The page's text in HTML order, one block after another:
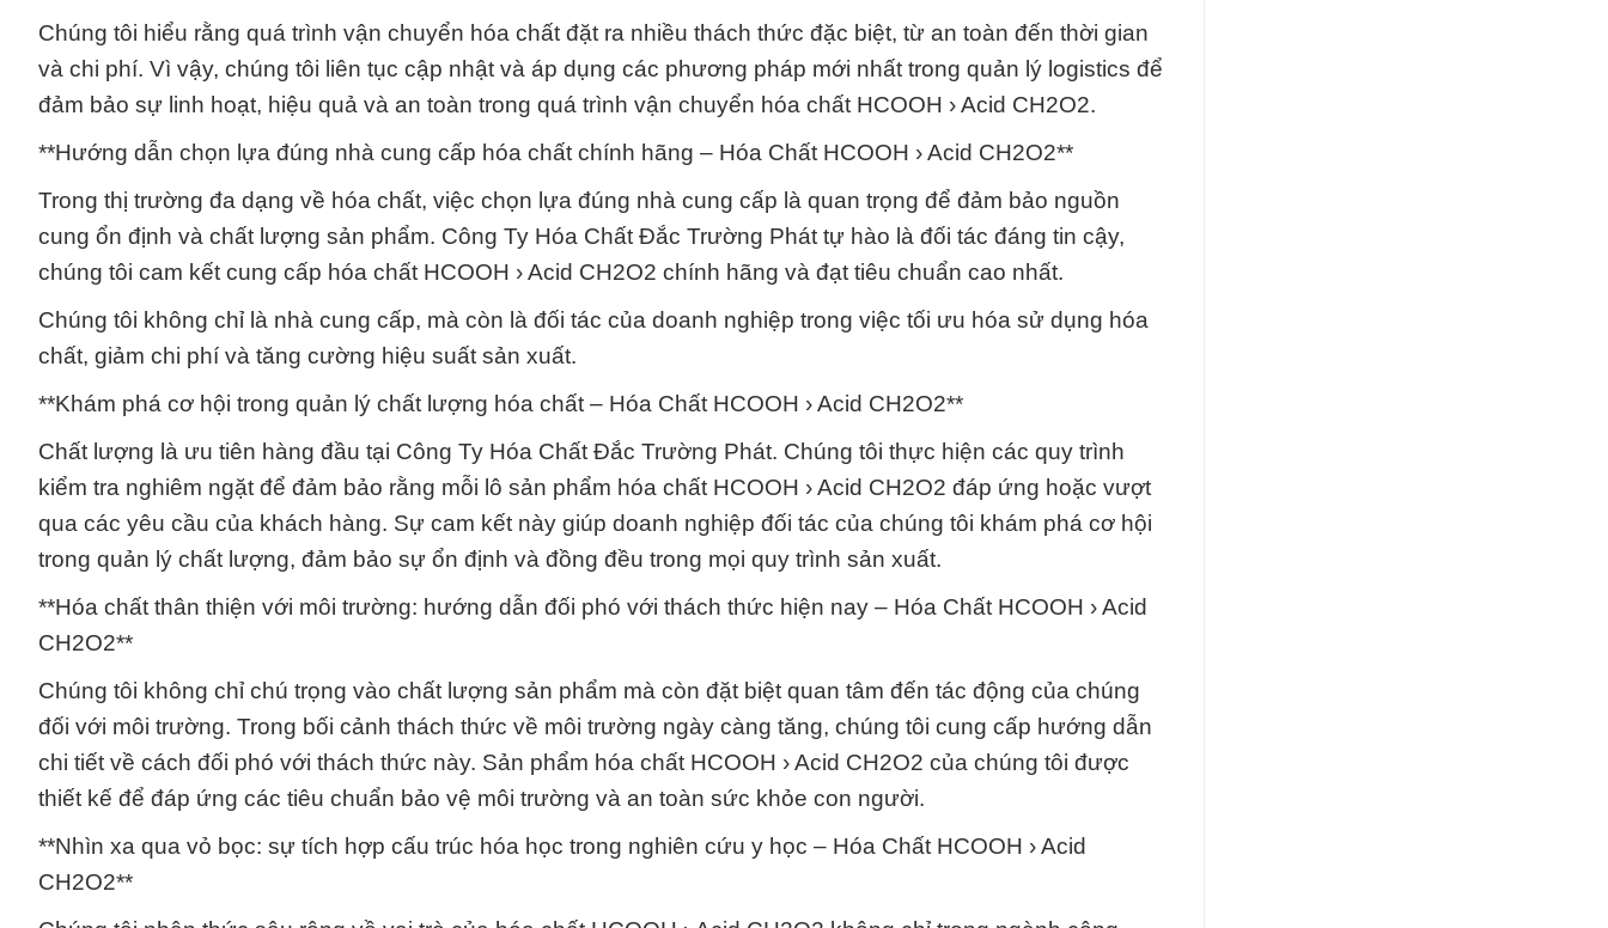
Chúng tôi hiểu rằng quá trình vận chuyển hóa chất đặt ra nhiều thách thức đặc biệt, từ an toàn đến thời gian
và chi phí. Vì vậy, chúng tôi liên tục cập nhật và áp dụng các phương pháp mới nhất trong quản lý logistics để
đảm bảo sự linh hoạt, hiệu quả và an toàn trong quá trình vận chuyển hóa chất HCOOH › Acid CH2O2.
**Hướng dẫn chọn lựa đúng nhà cung cấp hóa chất chính hãng – Hóa Chất HCOOH › Acid CH2O2**
Trong thị trường đa dạng về hóa chất, việc chọn lựa đúng nhà cung cấp là quan trọng để đảm bảo nguồn
cung ổn định và chất lượng sản phẩm. Công Ty Hóa Chất Đắc Trường Phát tự hào là đối tác đáng tin cậy,
chúng tôi cam kết cung cấp hóa chất HCOOH › Acid CH2O2 chính hãng và đạt tiêu chuẩn cao nhất.
Chúng tôi không chỉ là nhà cung cấp, mà còn là đối tác của doanh nghiệp trong việc tối ưu hóa sử dụng hóa
chất, giảm chi phí và tăng cường hiệu suất sản xuất.
**Khám phá cơ hội trong quản lý chất lượng hóa chất – Hóa Chất HCOOH › Acid CH2O2**
Chất lượng là ưu tiên hàng đầu tại Công Ty Hóa Chất Đắc Trường Phát. Chúng tôi thực hiện các quy trình
kiểm tra nghiêm ngặt để đảm bảo rằng mỗi lô sản phẩm hóa chất HCOOH › Acid CH2O2 đáp ứng hoặc vượt
qua các yêu cầu của khách hàng. Sự cam kết này giúp doanh nghiệp đối tác của chúng tôi khám phá cơ hội
trong quản lý chất lượng, đảm bảo sự ổn định và đồng đều trong mọi quy trình sản xuất.
**Hóa chất thân thiện với môi trường: hướng dẫn đối phó với thách thức hiện nay – Hóa Chất HCOOH › Acid
CH2O2**
Chúng tôi không chỉ chú trọng vào chất lượng sản phẩm mà còn đặt biệt quan tâm đến tác động của chúng
đối với môi trường. Trong bối cảnh thách thức về môi trường ngày càng tăng, chúng tôi cung cấp hướng dẫn
chi tiết về cách đối phó với thách thức này. Sản phẩm hóa chất HCOOH › Acid CH2O2 của chúng tôi được
thiết kế để đáp ứng các tiêu chuẩn bảo vệ môi trường và an toàn sức khỏe con người.
**Nhìn xa qua vỏ bọc: sự tích hợp cấu trúc hóa học trong nghiên cứu y học – Hóa Chất HCOOH › Acid
CH2O2**